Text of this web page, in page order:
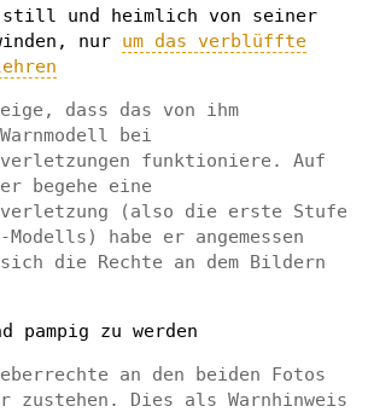
still und heimlich von seiner
nur um das verblüffte
dass das von ihm
bei
funktioniere. Auf
begehe eine
(also die erste Stufe
habe er angemessen
die Rechte an dem Bildern
pampig zu werden
an den beiden Fotos
zustehen. Dies als Warnhinweis